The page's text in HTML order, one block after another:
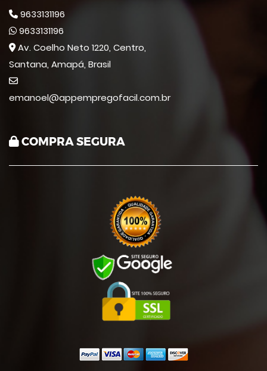
9633131196
9633131196
Av. Coelho Neto 1220, Centro,
Santana, Amapá, Brasil
emanoel@appempregofacil.com.br
COMPRA SEGURA